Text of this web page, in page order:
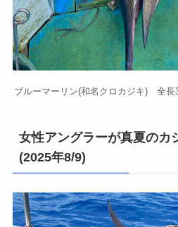
ブルーマーリン(和名クロカジキ) 全長
女性アングラーが真夏のカ
(2025年8/9)